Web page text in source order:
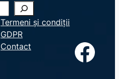
Termeni și condiții
GDPR
Contact
Facebook